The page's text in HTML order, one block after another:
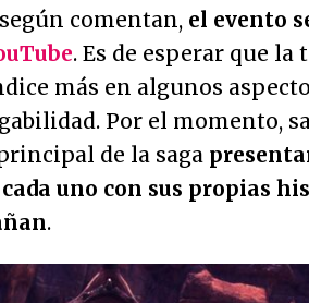
comentan, el evento
. Es de esperar que
más en algunos
Por el momento,
de la saga
uno con sus propias
.